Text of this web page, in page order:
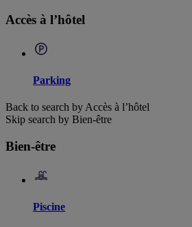
Accès à l’hôtel
Parking
Back to search by Accès à l’hôtel
Skip search by Bien-être
Bien-être
Piscine